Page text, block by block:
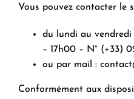
Vous pouvez contacter le
du lundi au
– 17h00 – N° (+33)
ou par mail :
Conformément aux